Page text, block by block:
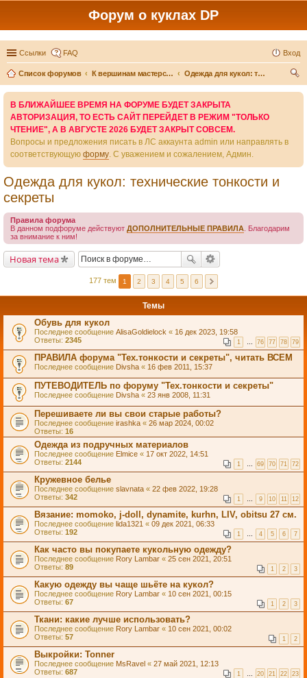
Форум о куклах DP
Ссылки FAQ Вход
Список форумов К вершинам мастерства - вместе
Одежда для кукол: технические тонкости и секреты
В БЛИЖАЙШЕЕ ВРЕМЯ НА ФОРУМЕ БУДЕТ ЗАКРЫТА
АВТОРИЗАЦИЯ, ТО ЕСТЬ САЙТ ПЕРЕЙДЕТ В РЕЖИМ "ТОЛЬКО
ЧТЕНИЕ", А В АВГУСТЕ 2026 БУДЕТ ЗАКРЫТ СОВСЕМ.
Вопросы и предложения писать в ЛС аккаунта admin или направлять в
соответствующую форму. С уважением и сожалением, Админ.
Одежда для кукол: технические тонкости и
секреты
Правила форума
В данном подфоруме действуют ДОПОЛНИТЕЛЬНЫЕ ПРАВИЛА . Благодарим
за внимание к ним!
Новая тема
177 тем 1 2 3 4 5 6
Темы
Обувь для кукол
Последнее сообщение AlisaGoldielock « 16 дек 2023, 19:58
Ответы: 2345 1 … 76 77 78 79
ПРАВИЛА форума "Тех.тонкости и секреты", читать ВСЕМ
Последнее сообщение Divsha « 16 фев 2011, 15:37
ПУТЕВОДИТЕЛЬ по форуму "Тех.тонкости и секреты"
Последнее сообщение Divsha « 23 янв 2008, 11:31
Перешиваете ли вы свои старые работы?
Последнее сообщение irashka « 26 мар 2024, 00:02
Ответы: 16
Одежда из подручных материалов
Последнее сообщение Elmice « 17 окт 2022, 14:51
Ответы: 2144 1 … 69 70 71 72
Кружевное белье
Последнее сообщение slavnata « 22 фев 2022, 19:28
Ответы: 342 1 … 9 10 11 12
Вязание: momoko, j-doll, dynamite, kurhn, LIV, obitsu 27 см.
Последнее сообщение lida1321 « 09 дек 2021, 06:33
Ответы: 192 1 … 4 5 6 7
Как часто вы покупаете кукольную одежду?
Последнее сообщение Rory Lambar « 25 сен 2021, 20:51
Ответы: 89 1 2 3
Какую одежду вы чаще шьёте на кукол?
Последнее сообщение Rory Lambar « 10 сен 2021, 00:15
Ответы: 67 1 2 3
Ткани: какие лучше использовать?
Последнее сообщение Rory Lambar « 10 сен 2021, 00:02
Ответы: 57 1 2
Выкройки: Tonner
Последнее сообщение MsRavel « 27 май 2021, 12:13
Ответы: 687 1 … 20 21 22 23